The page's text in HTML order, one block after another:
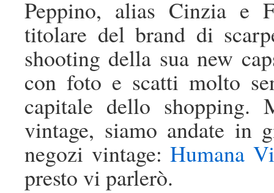
Peppino, alias Cinzia e
titolare del brand di
shooting della sua new
con foto e scatti molto
capitale dello shopping.
vintage, siamo andate in
negozi vintage: Humana
presto vi parlerò.